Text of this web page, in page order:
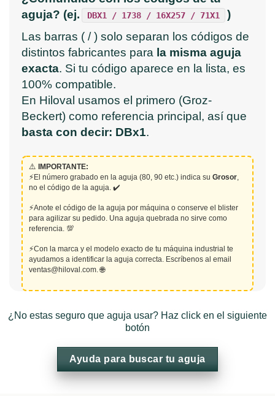
Las
opciones
pueden
elegir
en
página
de
producto
Las
opciones
pueden
elegir
en
de
producto
aguja? (ej.
DBX1 / 1738 / 16X257 / 71X1
)
Las barras ( / ) solo separan los códigos de
distintos fabricantes para la misma aguja
exacta. Si tu código aparece en la lista, es
100% compatible.
En Hiloval usamos el primero (Groz-
Beckert) como referencia principal, así que
basta con decir: DBx1.
⚠️ IMPORTANTE:
⚡El número grabado en la aguja (80, 90 etc.) indica su Grosor
no el código de la aguja. ✔️
⚡Anote el código de la aguja por máquina o conserve el blister
para agilizar su pedido. Una aguja quebrada no sirve como
referencia. 💯
⚡Con la marca y el modelo exacto de tu máquina industrial te
ayudamos a identificar la aguja correcta. Escríbenos al email
ventas@hiloval.com. 🌐
¿No estas seguro que aguja usar? Haz click en el siguiente
botón
Ayuda para buscar tu aguja